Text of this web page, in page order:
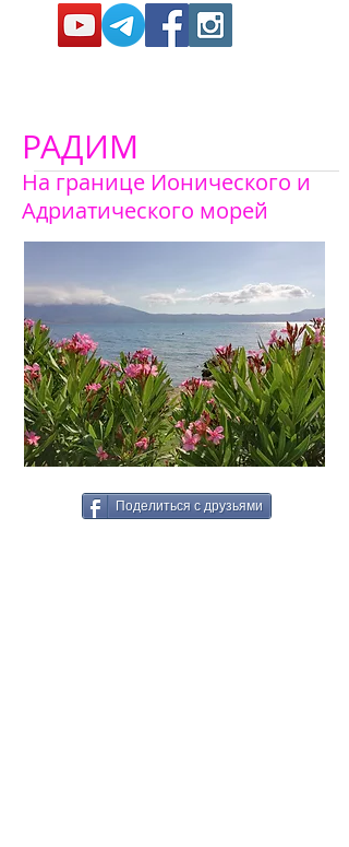
РАДИМ
На границе Ионического и
Адриатического морей
Поделиться с друзьями